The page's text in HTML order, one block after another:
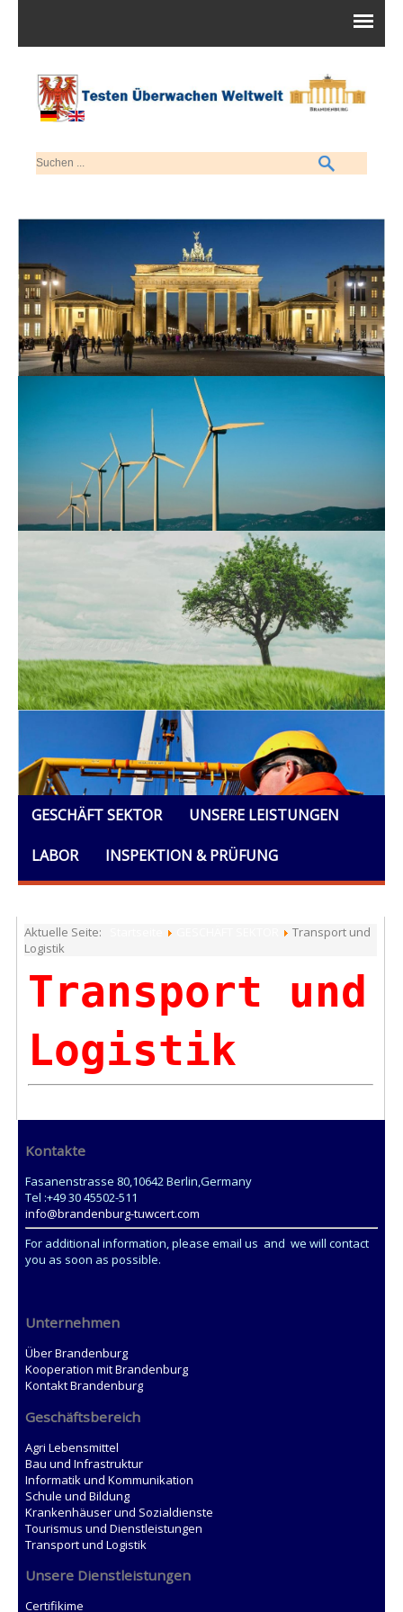
GESCHÄFT SEKTOR UNSERE LEISTUNGEN
LABOR INSPEKTION & PRÜFUNG
Aktuelle Seite:
Transport und
Logistik
Transport und
Logistik
Kontakte
Fasanenstrasse 80,10642 Berlin,Germany
Tel :+49 30 45502-511
info@brandenburg-tuwcert.com
For additional information, please email us and we will contact
you as soon as possible.
Unternehmen
Über Brandenburg
Kooperation mit Brandenburg
Kontakt Brandenburg
Geschäftsbereich
Agri Lebensmittel
Bau und Infrastruktur
Informatik und Kommunikation
Schule und Bildung
Krankenhäuser und Sozialdienste
Tourismus und Dienstleistungen
Transport und Logistik
Unsere Dienstleistungen
Certifikime